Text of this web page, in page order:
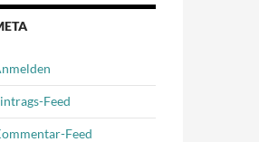
Feed
Feed